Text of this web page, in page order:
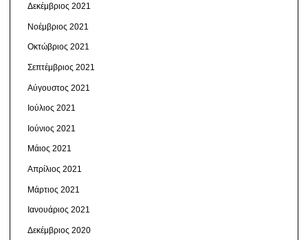
Δεκέμβριος 2021
Νοέμβριος 2021
Οκτώβριος 2021
Σεπτέμβριος 2021
Αύγουστος 2021
Ιούλιος 2021
Ιούνιος 2021
Μάιος 2021
Απρίλιος 2021
Μάρτιος 2021
Ιανουάριος 2021
Δεκέμβριος 2020